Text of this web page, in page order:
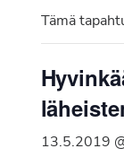
vuonna
Suomen
jäsenjärjestö.
Tämä
13.5.2019